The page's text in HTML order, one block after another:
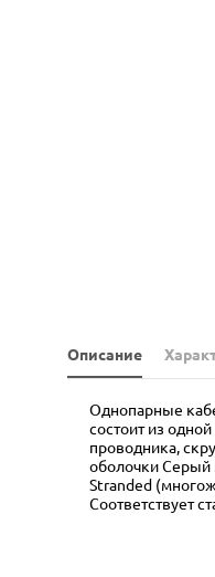
Описание
Однопарные
состоит из
проводника,
оболочки Серый
Stranded
Соответствует